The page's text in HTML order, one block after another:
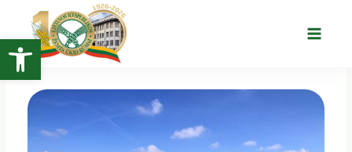
Open toolbar
turinio
Main